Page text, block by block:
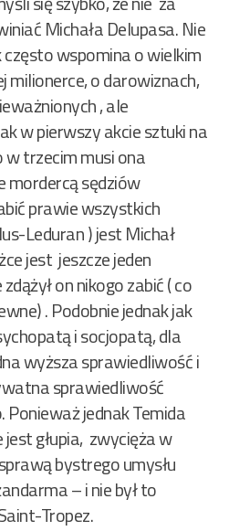
Michała Delupasa. Nie
wspomina o wielkim
milionerce, o darowiznach,
, ale
w pierwszy akcie sztuki na
trzecim musi ona
sędziów
prawie wszystkich
Leduran ) jest Michał
jest jeszcze jeden
on nikogo zabić ( co
. Podobnie jednak jak
i socjopatą, dla
wyższa sprawiedliwość i
sprawiedliwość
jednak Temida
głupia, zwycięża w
bystrego umysłu
– i nie był to
Tropez.